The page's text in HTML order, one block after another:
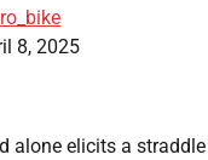
8, 2025
alone elicits a